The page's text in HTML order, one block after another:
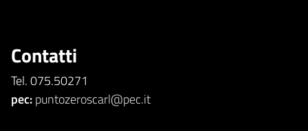
Contatti
Tel. 075.50271
pec:puntozeroscarl@pec.it